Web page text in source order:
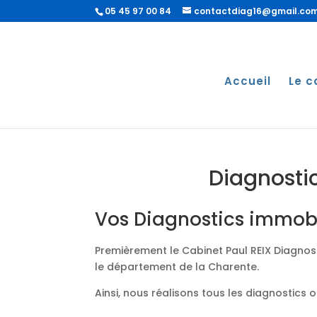
05 45 97 00 84
Accueil Le
Vos Diagnostics
Premièrement le Cabinet Paul REIX
le département de la Charente.
Ainsi, nous réalisons tous les diagnostics